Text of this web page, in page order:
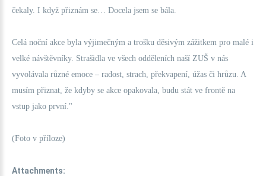
čekaly. I když přiznám se… Docela jsem se bála.
Celá noční akce byla výjimečným a trošku děsivým zážitkem pro malé i
velké návštěvníky. Strašidla ve všech odděleních naší ZUŠ v nás
vyvolávala různé emoce – radost, strach, překvapení, úžas či hrůzu. A
musím přiznat, že kdyby se akce opakovala, budu stát ve frontě na
vstup jako první."
(Foto v příloze)
Attachments: